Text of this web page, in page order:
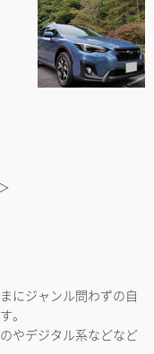
にジャンル問わずの自
。
やデジタル系などなど